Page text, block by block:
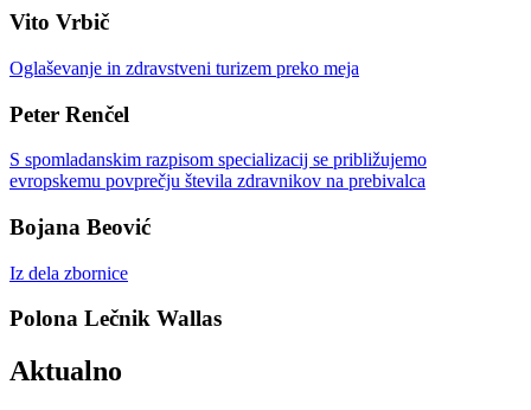
Vito Vrbič
Oglaševanje in zdravstveni turizem preko meja
Peter Renčel
S spomladanskim razpisom specializacij se približujemo
evropskemu povprečju števila zdravnikov na prebivalca
Bojana Beović
Iz dela zbornice
Polona Lečnik Wallas
Aktualno